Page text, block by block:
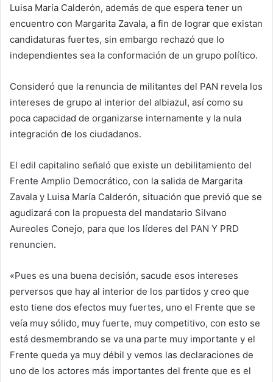
Luisa María Calderón, además de que espera tener un
encuentro con Margarita Zavala, a fin de lograr que existan
candidaturas fuertes, sin embargo rechazó que lo
independientes sea la conformación de un grupo político.
Consideró que la renuncia de militantes del PAN revela los
intereses de grupo al interior del albiazul, así como su
poca capacidad de organizarse internamente y la nula
integración de los ciudadanos.
El edil capitalino señaló que existe un debilitamiento del
Frente Amplio Democrático, con la salida de Margarita
Zavala y Luisa María Calderón, situación que previó que se
agudizará con la propuesta del mandatario Silvano
Aureoles Conejo, para que los líderes del PAN Y PRD
renuncien.
«Pues es una buena decisión, sacude esos intereses
perversos que hay al interior de los partidos y creo que
esto tiene dos efectos muy fuertes, uno el Frente que se
veía muy sólido, muy fuerte, muy competitivo, con esto se
está desmembrando se va una parte muy importante y el
Frente queda ya muy débil y vemos las declaraciones de
uno de los actores más importantes del frente que es el